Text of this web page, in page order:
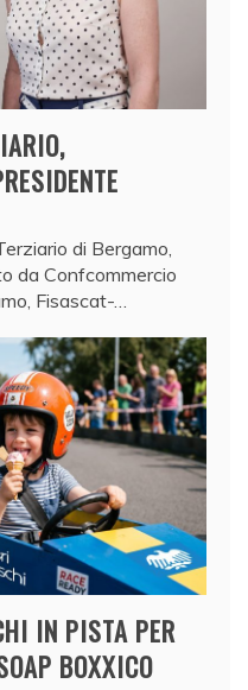
di Bergamo,
da Confcommercio
Fisascat-…
IN PISTA PER
BOXXICO